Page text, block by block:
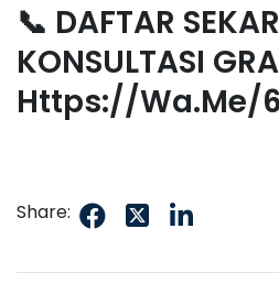
📞 DAFTAR
KONSULTASI
Https://wa.me/
Share: